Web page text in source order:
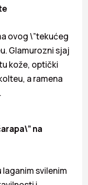
ovog \”tekućeg
Glamurozni sjaj
kože, optički
a ramena
na
svilenim